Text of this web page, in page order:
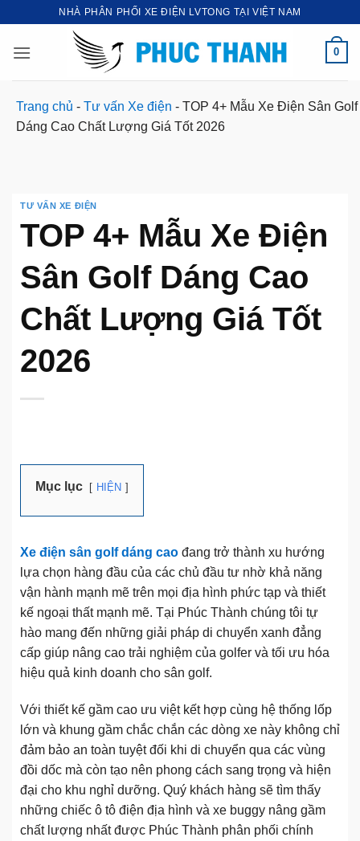
nội
NHÀ PHÂN PHỐI XE ĐIỆN LVTONG TẠI VIỆT NAM
0
Trang chủ - Tư vấn Xe điện - TOP 4+ Mẫu Xe Điện Sân Golf
Dáng Cao Chất Lượng Giá Tốt 2026
TƯ VẤN XE ĐIỆN
TOP 4+ Mẫu Xe Điện
Sân Golf Dáng Cao
Chất Lượng Giá Tốt
2026
Mục lục HIỆN
Xe điện sân golf dáng cao đang trở thành xu hướng
lựa chọn hàng đầu của các chủ đầu tư nhờ khả năng
vận hành mạnh mẽ trên mọi địa hình phức tạp và thiết
kế ngoại thất mạnh mẽ. Tại Phúc Thành chúng tôi tự
hào mang đến những giải pháp di chuyển xanh đẳng
cấp giúp nâng cao trải nghiệm của golfer và tối ưu hóa
hiệu quả kinh doanh cho sân golf.
Với thiết kế gầm cao ưu việt kết hợp cùng hệ thống lốp
lớn và khung gầm chắc chắn các dòng xe này không chỉ
đảm bảo an toàn tuyệt đối khi di chuyển qua các vùng
đồi dốc mà còn tạo nên phong cách sang trọng và hiện
đại cho khu nghỉ dưỡng. Quý khách hàng sẽ tìm thấy
những chiếc ô tô điện địa hình và xe buggy nâng gầm
chất lượng nhất được Phúc Thành phân phối chính